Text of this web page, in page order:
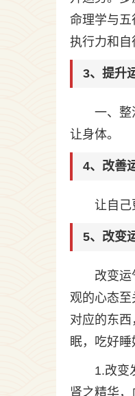
命理学与
执行力和自
3、提升
一、整
让身体。
4、改善
让自己
5、改变
改变
观的心态至
对应的东
眠，吃好睡
1.改变
肾之精华